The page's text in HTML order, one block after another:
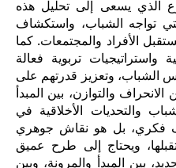
الذي يسعى إلى تحليل هذه
تواجه الشباب، واستكشاف
الأفراد والمجتمعات. كما
تربوية فعالة
الشباب، وتعزيز قدرتهم على
الانحراف والتوازن، بين المبدأ
والتحديات الأخلاقية في
فكري، بل هو نقاش جوهري
ويحتاج إلى طرح عميق
بين المبدأ والمرونة، وبين